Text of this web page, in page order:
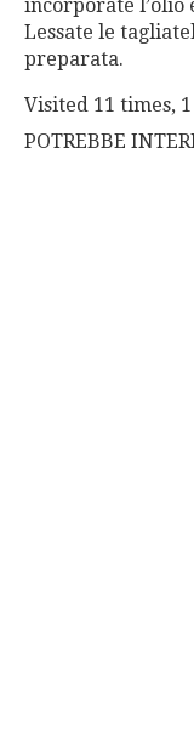
incorporate l’olio
Lessate le
preparata.
Visited 11 times,
POTREBBE